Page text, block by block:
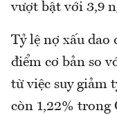
vượt bật với 3,9
Tỷ lệ nợ xấu dao
điểm cơ bản so
từ việc suy giảm
còn 1,22% trong